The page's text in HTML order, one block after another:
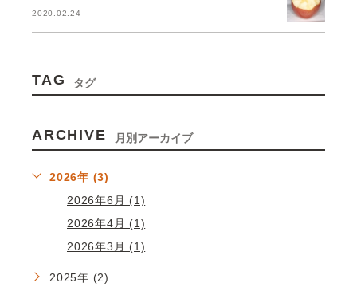
2020.02.24
TAG タグ
ARCHIVE 月別アーカイブ
2026年 (3)
2026年6月 (1)
2026年4月 (1)
2026年3月 (1)
2025年 (2)